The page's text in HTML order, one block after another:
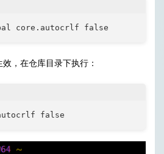
core.autocrlf false
，在仓库目录下执行：
false